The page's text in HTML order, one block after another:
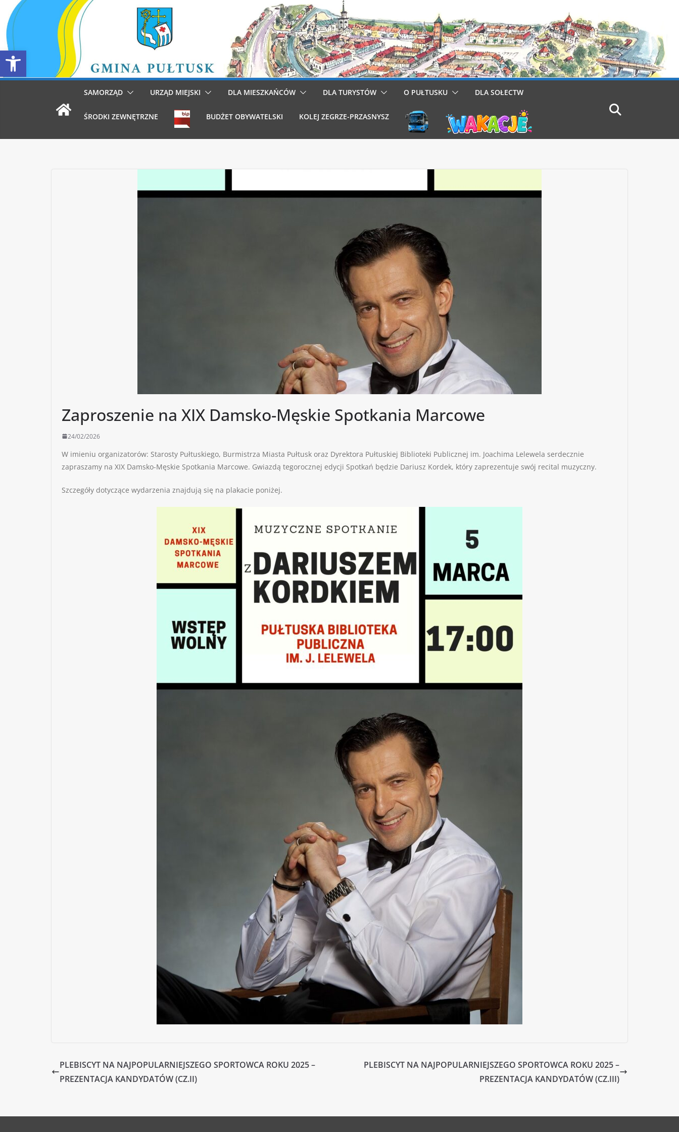
Otwórz pasek narzędzi
Przejdź
do
treści
SAMORZĄD URZĄD MIEJSKI DLA MIESZKAŃCÓW DLA TURYSTÓW O PUŁTUSKU DLA SOŁECTW
ŚRODKI ZEWNĘTRZNE BUDŻET OBYWATELSKI KOLEJ ZEGRZE-PRZASNYSZ
Zaproszenie na XIX Damsko-Męskie Spotkania Marcowe
24/02/2026
W imieniu organizatorów: Starosty Pułtuskiego, Burmistrza Miasta Pułtusk oraz Dyrektora Pułtuskiej Biblioteki Publicznej im. Joachima Lelewela serdecznie
zapraszamy na XIX Damsko-Męskie Spotkania Marcowe. Gwiazdą tegorocznej edycji Spotkań będzie Dariusz Kordek, który zaprezentuje swój recital muzyczny.
Szczegóły dotyczące wydarzenia znajdują się na plakacie poniżej.
PLEBISCYT NA NAJPOPULARNIEJSZEGO SPORTOWCA ROKU 2025 –
PREZENTACJA KANDYDATÓW (CZ.II)
PLEBISCYT NA NAJPOPULARNIEJSZEGO SPORTOWCA ROKU 2025 –
PREZENTACJA KANDYDATÓW (CZ.III)